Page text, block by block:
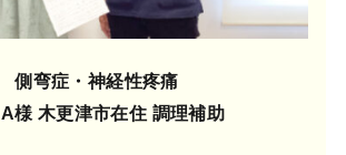
側弯症・神経性疼痛
様 木更津市在住 調理補助